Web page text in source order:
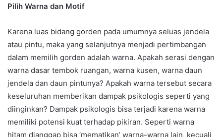
Pilih Warna dan Motif
Karena luas bidang gorden pada umumnya seluas jendela
atau pintu, maka yang selanjutnya menjadi pertimbangan
dalam memilih gorden adalah warna. Apakah serasi dengan
warna dasar tembok ruangan, warna kusen, warna daun
jendela dan daun pintunya? Apakah warna tersebut secara
keseluruhan memberikan dampak psikologis seperti yang
diinginkan? Dampak psikologis bisa terjadi karena warna
memiliki potensi kuat terhadap pikiran. Seperti warna
hitam dianggap bisa ‘mematikan’ warna-warna lain, kecuali